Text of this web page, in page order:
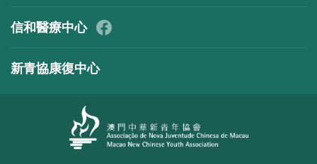
信和醫療中心
新青協康復中心